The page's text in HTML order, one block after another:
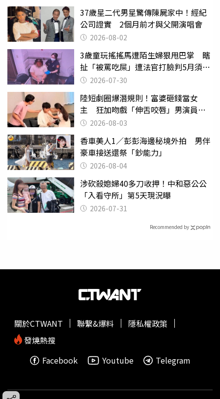
37歲星二代男星驚傳陳屍家中！經紀
公司證實 2個月前才與父開演唱會
2026-08-02
3歲童玩搖搖馬遭陌生婦狠甩巴掌 瞎
扯「被罵吃屎」遭法官打臉判5月須入
監 2026-07-30
陸短劇圈爆潛規則！富婆砸錢當女
主 狂加吻戲「伸舌咬唇」男演員崩
潰 2026-08-03
香車美人1／彭彭海邊秘境外拍 男伴
豪車接送還祭「鈔能力」
2026-08-04
涉砍殺媳婦40多刀收押！中和惡公公
「入看守所」第5天現況曝
2026-07-31
Recommended by
關於CTWANT 聯繫&爆料
隱私權政策
發燒熱搜
Facebook
Youtube Telegram